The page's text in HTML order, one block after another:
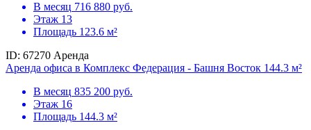
В месяц 716 880 руб.
Этаж 13
Площадь 123.6 м²
ID: 67270 Аренда
Аренда офиса в Комплекс Федерация - Башня Восток 144.3 м²
В месяц 835 200 руб.
Этаж 16
Площадь 144.3 м²